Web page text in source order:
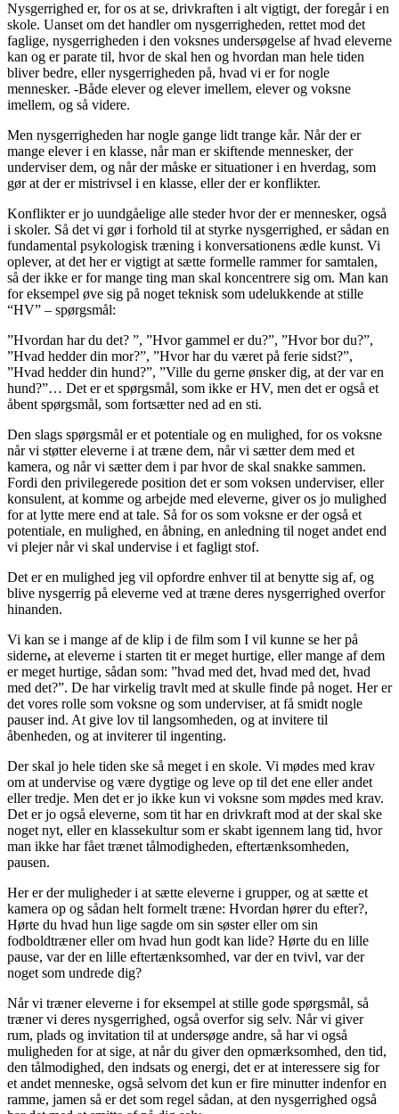
Nysgerrighed er, for os at se, drivkraften i alt vigtigt, der foregår i en
skole. Uanset om det handler om nysgerrigheden, rettet mod det
faglige, nysgerrigheden i den voksnes undersøgelse af hvad eleverne
kan og er parate til, hvor de skal hen og hvordan man hele tiden
bliver bedre, eller nysgerrigheden på, hvad vi er for nogle
mennesker. -Både elever og elever imellem, elever og voksne
imellem, og så videre.
Men nysgerrigheden har nogle gange lidt trange kår. Når der er
mange elever i en klasse, når man er skiftende mennesker, der
underviser dem, og når der måske er situationer i en hverdag, som
gør at der er mistrivsel i en klasse, eller der er konflikter.
Konflikter er jo uundgåelige alle steder hvor der er mennesker, også
i skoler. Så det vi gør i forhold til at styrke nysgerrighed, er sådan en
fundamental psykologisk træning i konversationens ædle kunst. Vi
oplever, at det her er vigtigt at sætte formelle rammer for samtalen,
så der ikke er for mange ting man skal koncentrere sig om. Man kan
for eksempel øve sig på noget teknisk som udelukkende at stille
“HV” – spørgsmål:
”Hvordan har du det? ”, ”Hvor gammel er du?”, ”Hvor bor du?”,
”Hvad hedder din mor?”, ”Hvor har du været på ferie sidst?”,
”Hvad hedder din hund?”, ”Ville du gerne ønsker dig, at der var en
hund?”… Det er et spørgsmål, som ikke er HV, men det er også et
åbent spørgsmål, som fortsætter ned ad en sti.
Den slags spørgsmål er et potentiale og en mulighed, for os voksne
når vi støtter eleverne i at træne dem, når vi sætter dem med et
kamera, og når vi sætter dem i par hvor de skal snakke sammen.
Fordi den privilegerede position det er som voksen underviser, eller
konsulent, at komme og arbejde med eleverne, giver os jo mulighed
for at lytte mere end at tale. Så for os som voksne er der også et
potentiale, en mulighed, en åbning, en anledning til noget andet end
vi plejer når vi skal undervise i et fagligt stof.
Det er en mulighed jeg vil opfordre enhver til at benytte sig af, og
blive nysgerrig på eleverne ved at træne deres nysgerrighed overfor
hinanden.
Vi kan se i mange af de klip i de film som I vil kunne se her på
siderne, at eleverne i starten tit er meget hurtige, eller mange af dem
er meget hurtige, sådan som: ”hvad med det, hvad med det, hvad
med det?”. De har virkelig travlt med at skulle finde på noget. Her er
det vores rolle som voksne og som underviser, at få smidt nogle
pauser ind. At give lov til langsomheden, og at invitere til
åbenheden, og at inviterer til ingenting.
Der skal jo hele tiden ske så meget i en skole. Vi mødes med krav
om at undervise og være dygtige og leve op til det ene eller andet
eller tredje. Men det er jo ikke kun vi voksne som mødes med krav.
Det er jo også eleverne, som tit har en drivkraft mod at der skal ske
noget nyt, eller en klassekultur som er skabt igennem lang tid, hvor
man ikke har fået trænet tålmodigheden, eftertænksomheden,
pausen.
Her er der muligheder i at sætte eleverne i grupper, og at sætte et
kamera op og sådan helt formelt træne: Hvordan hører du efter?,
Hørte du hvad hun lige sagde om sin søster eller om sin
fodboldtræner eller om hvad hun godt kan lide? Hørte du en lille
pause, var der en lille eftertænksomhed, var der en tvivl, var der
noget som undrede dig?
Når vi træner eleverne i for eksempel at stille gode spørgsmål, så
træner vi deres nysgerrighed, også overfor sig selv. Når vi giver
rum, plads og invitation til at undersøge andre, så har vi også
muligheden for at sige, at når du giver den opmærksomhed, den tid,
den tålmodighed, den indsats og energi, det er at interessere sig for
et andet menneske, også selvom det kun er fire minutter indenfor en
ramme, jamen så er det som regel sådan, at den nysgerrighed også